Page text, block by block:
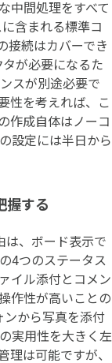
中間処理をすべて
含まれる標準コ
続はカバーでき
が必要になるた
スが別途必要で
性を考えれば、こ
作成自体はノーコ
設定には半日から
握する
は、ボード表示で
4つのステータス
イル添付とコメン
作性が高いことの
から写真を添付
実用性を大きく左
は可能ですが、